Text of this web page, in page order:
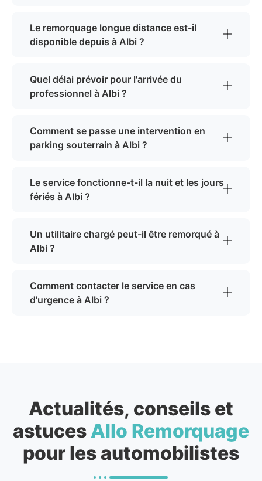
Le remorquage longue distance est-il
disponible depuis à Albi ?
Quel délai prévoir pour l'arrivée du
professionnel à Albi ?
Comment se passe une intervention en
parking souterrain à Albi ?
Le service fonctionne-t-il la nuit et les jours
fériés à Albi ?
Un utilitaire chargé peut-il être remorqué à
Albi ?
Comment contacter le service en cas
d'urgence à Albi ?
Actualités, conseils et
astuces Allo Remorquage
pour les automobilistes